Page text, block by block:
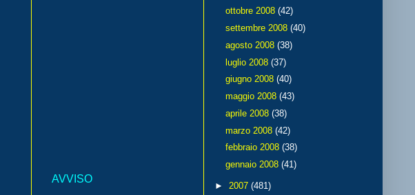
AVVISO
ottobre 2008 (42)
settembre 2008 (40)
agosto 2008 (38)
luglio 2008 (37)
giugno 2008 (40)
maggio 2008 (43)
aprile 2008 (38)
marzo 2008 (42)
febbraio 2008 (38)
gennaio 2008 (41)
► 2007 (481)